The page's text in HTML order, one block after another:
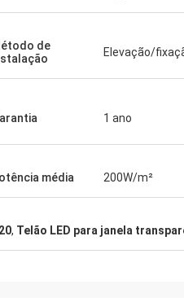
de
Elevação/
1 ano
média 200W/m²
, Telão LED para janela